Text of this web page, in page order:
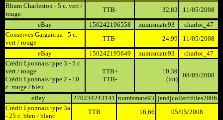
Rhum Charleston - 5 c. vert /
rouge
TTB- 32,83
11/05/2008
eBay
150242196558 numismate93
charlot_47
Conserves Gargantua - 5 c.
vert / rouge
TTB- 24,99
11/05/2008
eBay
150242195649 numismate93
charlot_47
Crédit Lyonnais type 3 - 5 c.
vert / rouge
Crédit Lyonnais type 2 - 10
c. rouge / bleu
TTB+
TTB-
10,39
(lot)
08/05/2008
eBay 270234243141 numismate93 jandjcollectibles2006
Crédit Lyonnais type 3a
- 25 c. bleu / blanc
TTB 16,66
05/05/2008